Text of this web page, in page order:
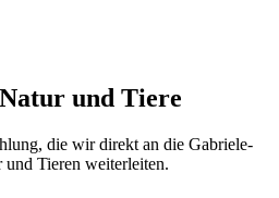
und Tiere
die wir direkt an die Gabriele-
Tieren weiterleiten.